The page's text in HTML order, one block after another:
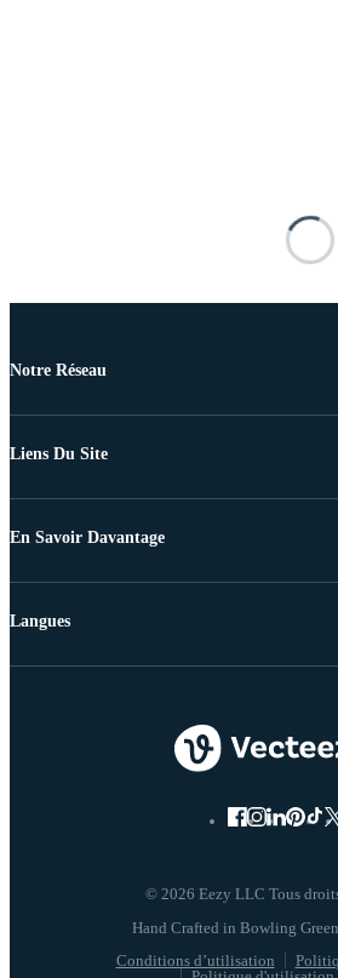
Notre Réseau
Liens Du Site
En Savoir Davantage
© 2026 Eezy LLC Tous
Conditions d’utilisation
Langues